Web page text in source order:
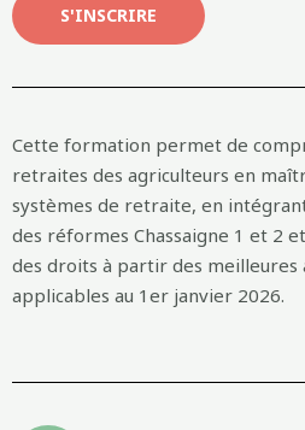
S'INSCRIRE
Cette formation permet de
retraites des agriculteurs en
systèmes de retraite, en
des réformes Chassaigne 1 et 2
des droits à partir des meilleures
applicables au 1er janvier 2026.